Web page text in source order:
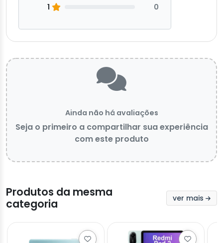
1
0
Ainda não há avaliações
Seja o primeiro a compartilhar sua experiência
com este produto
Produtos da mesma
categoria
ver mais